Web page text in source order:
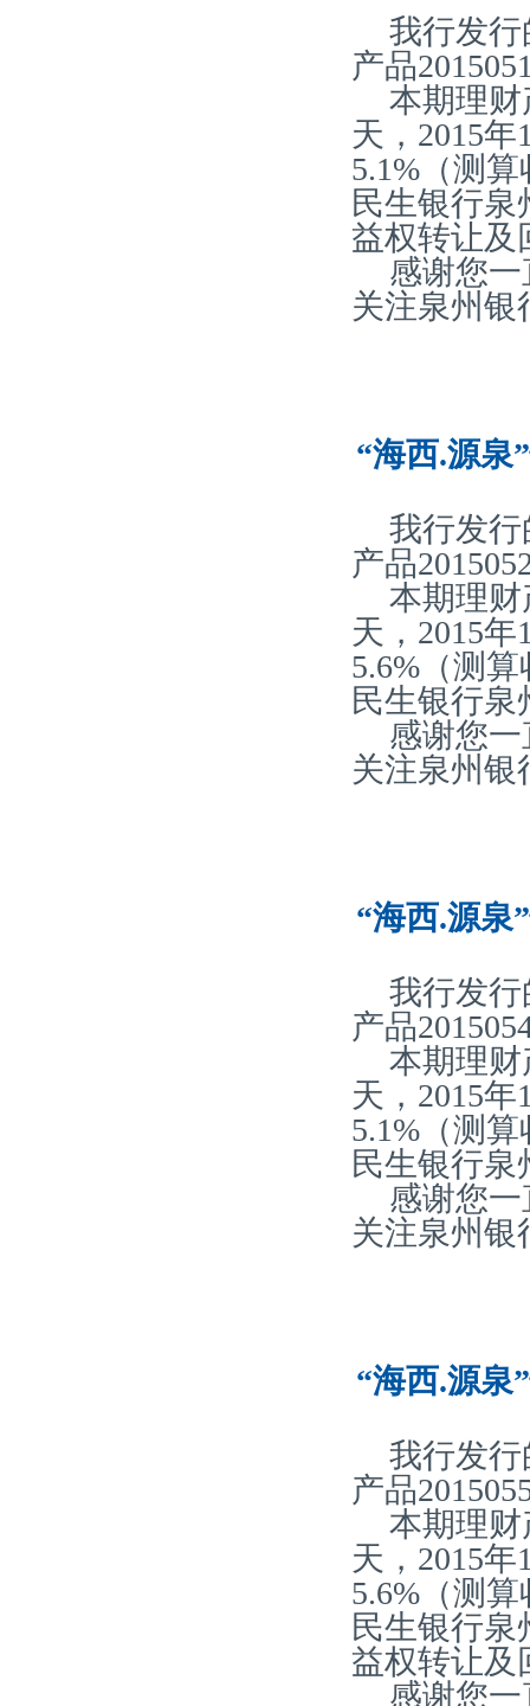
我行发行
产品
本期理财
天，2015
5.1%（测
民生银行
益权转让及
感谢您
关注泉州银
“海西.源泉
我行发行
产品
本期理财
天，2015
5.6%（测
民生银行
感谢您
关注泉州银
“海西.源泉
我行发行
产品
本期理财
天，2015
5.1%（测
民生银行
感谢您
关注泉州银
“海西.源泉
我行发行
产品
本期理财
天，2015
5.6%（测
民生银行
益权转让及
感谢您